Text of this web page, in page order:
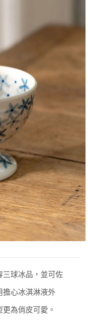
三球冰品，並可佐
擔心冰淇淋液外
為俏皮可愛。